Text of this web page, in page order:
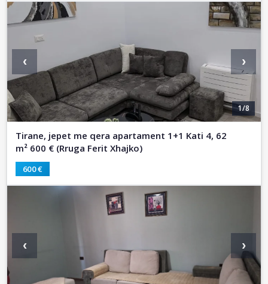
1/8
‹ ›
Tirane, jepet me qera apartament 1+1 Kati 4, 62
m² 600 € (Rruga Ferit Xhajko)
600 €
‹ ›